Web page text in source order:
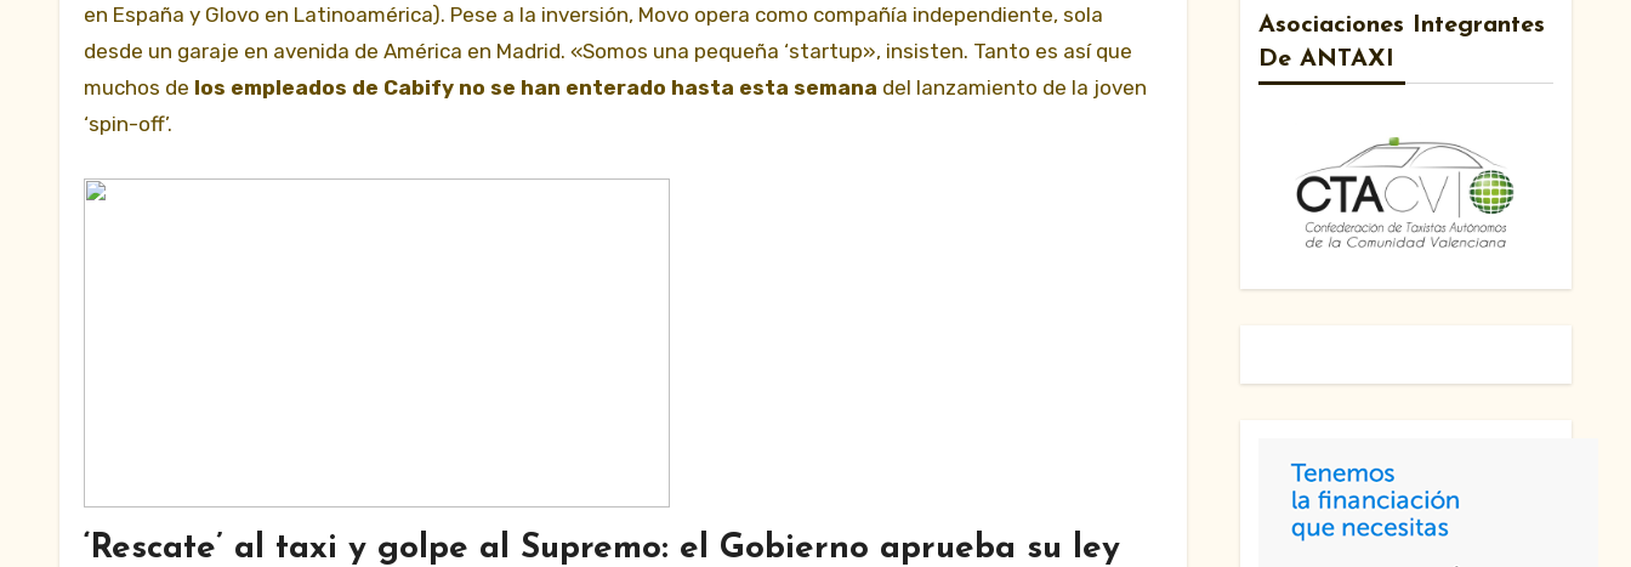
en España y Glovo en Latinoamérica). Pese a la inversión, Movo opera como compañía independiente, sola
desde un garaje en avenida de América en Madrid. «Somos una pequeña ‘startup», insisten. Tanto es así que
muchos de los empleados de Cabify no se han enterado hasta esta semana del lanzamiento de la joven
‘spin-off’.
‘Rescate’ al taxi y golpe al Supremo: el Gobierno aprueba su ley
Asociaciones Integrantes
De ANTAXI